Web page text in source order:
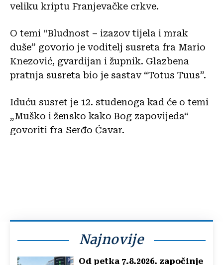
veliku kriptu Franjevačke crkve.
O temi “Bludnost – izazov tijela i mrak
duše” govorio je voditelj susreta fra Mario
Knezović, gvardijan i župnik. Glazbena
pratnja susreta bio je sastav “Totus Tuus”.
Iduću susret je 12. studenoga kad će o temi
„Muško i žensko kako Bog zapovijeda“
govoriti fra Serđo Ćavar.
Najnovije
Od petka 7.8.2026. započinje